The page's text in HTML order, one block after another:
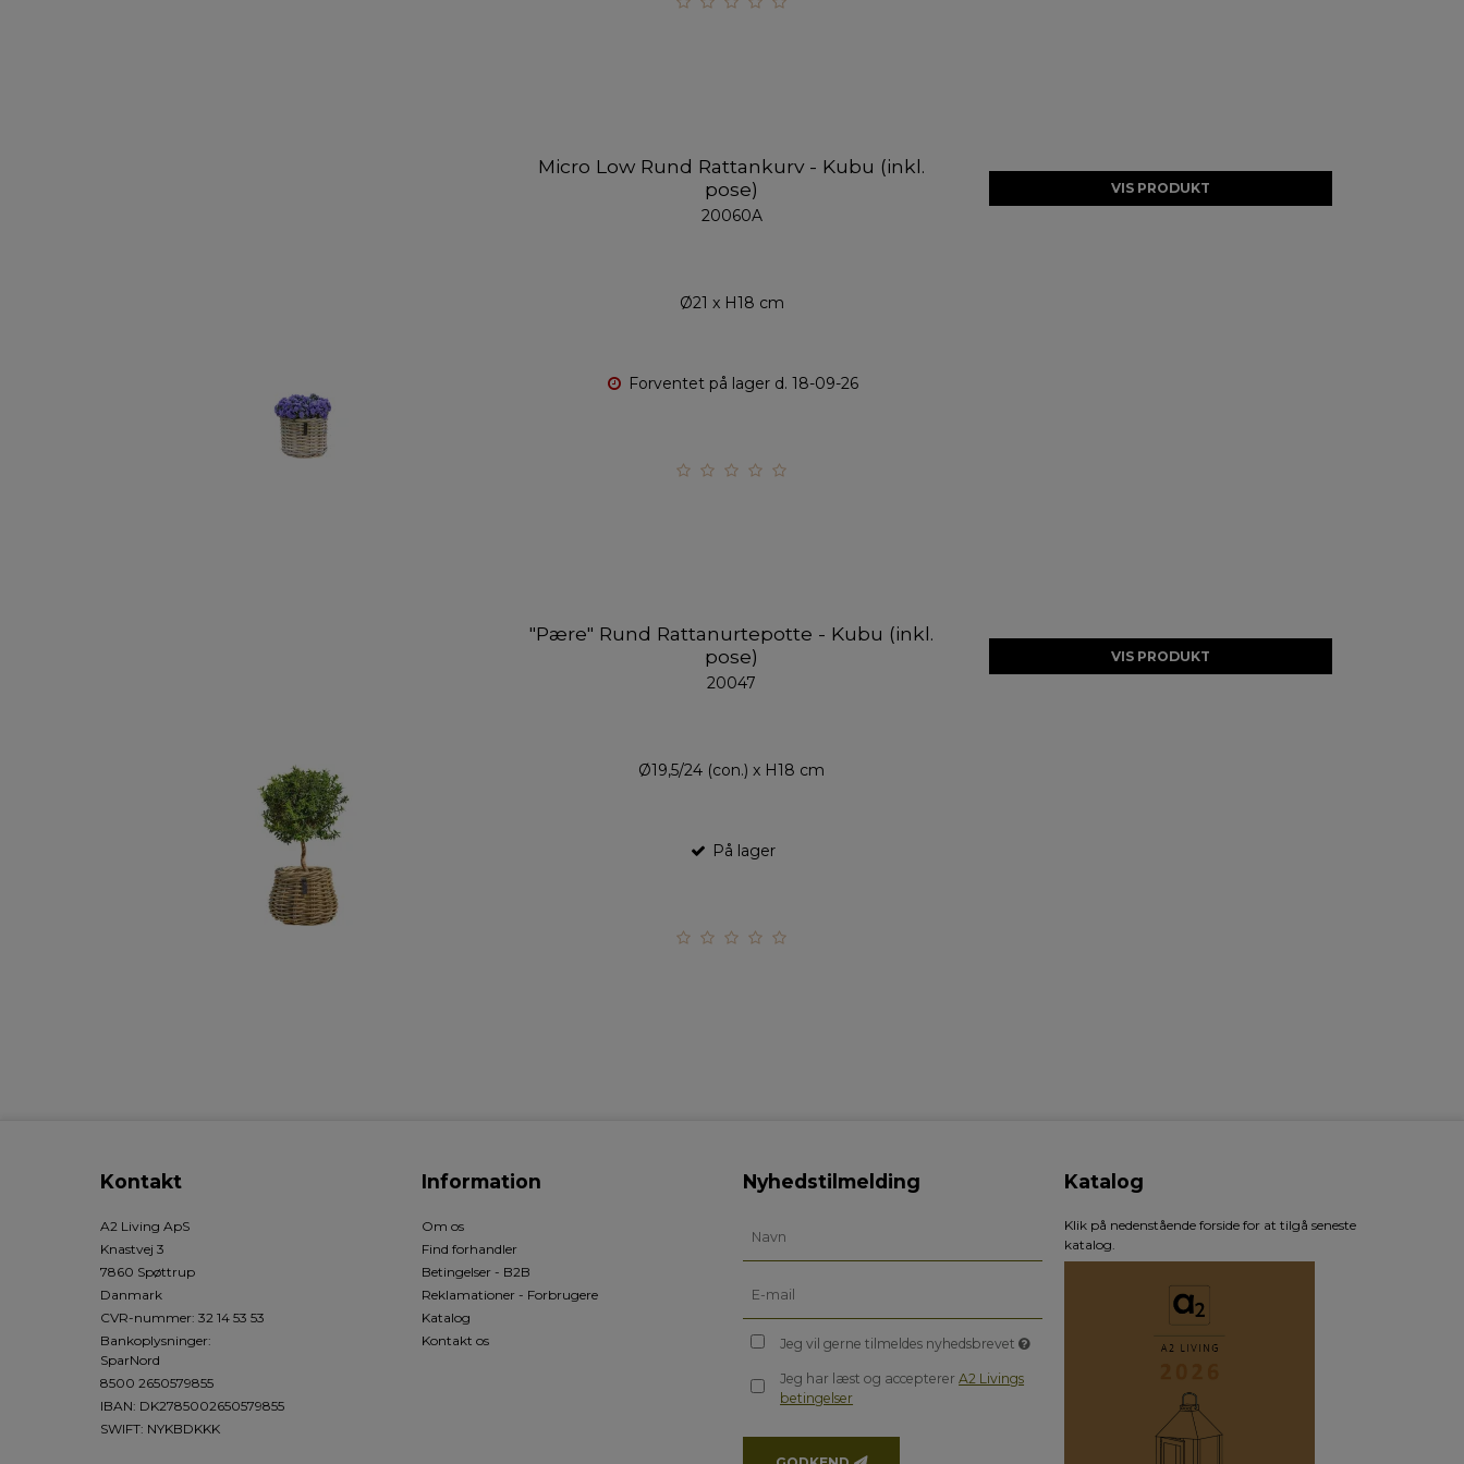
Micro Low Rund Rattankurv - Kubu (inkl.
pose)
20060A
Ø21 x H18 cm
Forventet på lager d. 18-09-26
VIS PRODUKT
"Pære" Rund Rattanurtepotte - Kubu (inkl.
pose)
20047
Ø19,5/24 (con.) x H18 cm
På lager
VIS PRODUKT
Kontakt
A2 Living ApS
Knastvej 3
7860 Spøttrup
Danmark
CVR-nummer: 32 14 53 53
Bankoplysninger:
SparNord
8500 2650579855
IBAN: DK2785002650579855
SWIFT: NYKBDKKK
Information
Om os
Find forhandler
Betingelser - B2B
Reklamationer - Forbrugere
Katalog
Kontakt os
Nyhedstilmelding
Jeg vil gerne tilmeldes nyhedsbrevet
Jeg har læst og acceptererA2 Livings
betingelser
Katalog
Klik på nedenstående forside for at tilgå seneste
katalog.